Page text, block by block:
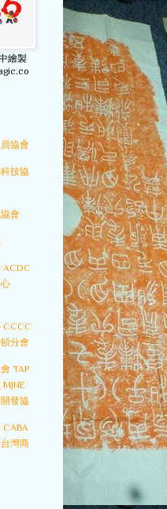
繪製
協會
技協
會
ACDC
CCCC
分會
TAP
發協
CABA
灣商